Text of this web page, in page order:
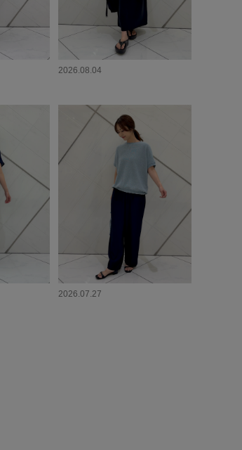
2026.08.04
2026.07.27